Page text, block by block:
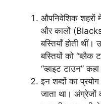
औपनिवेशिक शहरों
और कालों
बस्तियाँ होती
बस्तियों को “ब्लैक
“व्हाइट टाउन”
इन शब्दों का
जाता था। अंग्रेजों